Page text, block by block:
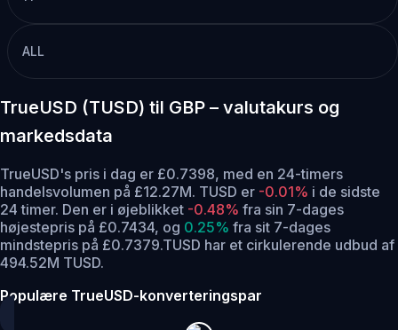
ALL
TrueUSD (TUSD) til GBP – valutakurs og
markedsdata
TrueUSD's pris i dag er £0.7398, med en 24-timers
handelsvolumen på £12.27M. TUSD er -0.01% i de sidste
24 timer. Den er i øjeblikket -0.48% fra sin 7-dages
højestepris på £0.7434, og 0.25% fra sit 7-dages
mindstepris på £0.7379.TUSD har et cirkulerende udbud af
494.52M TUSD.
Populære TrueUSD-konverteringspar